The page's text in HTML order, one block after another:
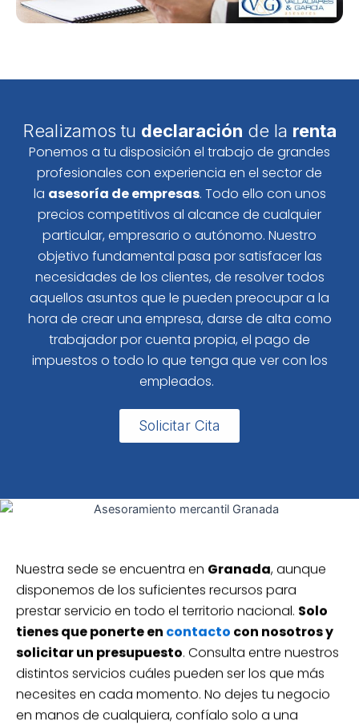
Realizamos tu declaración de la renta
Ponemos a tu disposición el trabajo de grandes
profesionales con experiencia en el sector de
la asesoría de empresas. Todo ello con unos
precios competitivos al alcance de cualquier
particular, empresario o autónomo. Nuestro
objetivo fundamental pasa por satisfacer las
necesidades de los clientes, de resolver todos
aquellos asuntos que le pueden preocupar a la
hora de crear una empresa, darse de alta como
trabajador por cuenta propia, el pago de
impuestos o todo lo que tenga que ver con los
empleados.
Solicitar Cita
Nuestra sede se encuentra en Granada, aunque
disponemos de los suficientes recursos para
prestar servicio en todo el territorio nacional. Solo
tienes que ponerte en contacto con nosotros y
solicitar un presupuesto. Consulta entre nuestros
distintos servicios cuáles pueden ser los que más
necesites en cada momento. No dejes tu negocio
en manos de cualquiera, confíalo solo a una